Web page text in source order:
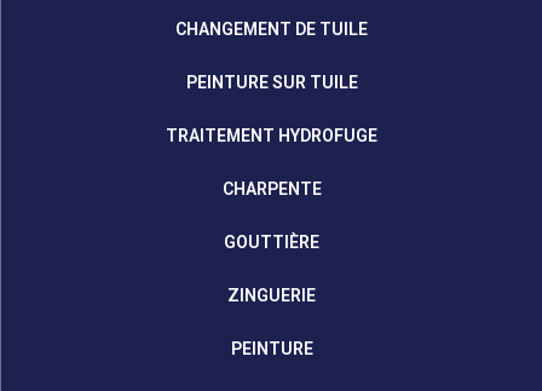
CHANGEMENT DE TUILE
PEINTURE SUR TUILE
TRAITEMENT HYDROFUGE
CHARPENTE
GOUTTIÈRE
ZINGUERIE
PEINTURE